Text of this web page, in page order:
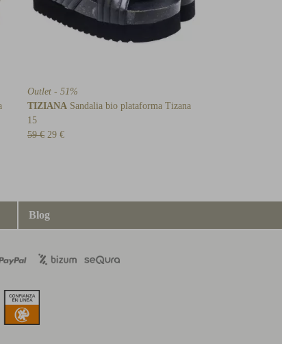
Outlet - 51%
TIZIANA Sandalia bio plataforma Tizana
15
59 € 29 €
Blog